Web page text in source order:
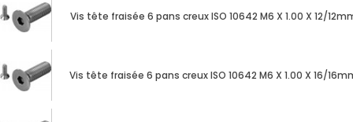
Vis tête fraisée 6 pans creux ISO 10642 M6 X 1.00 X 12/
Vis tête fraisée 6 pans creux ISO 10642 M6 X 1.00 X 16/